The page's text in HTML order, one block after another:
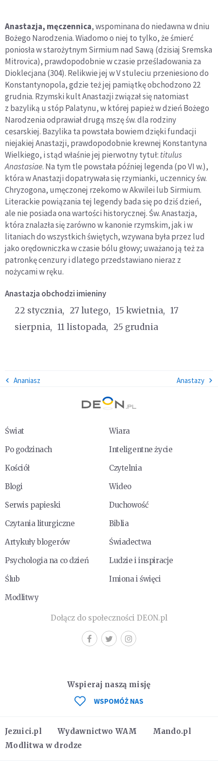
Anastazja, męczennica, wspominana do niedawna w dniu
Bożego Narodzenia. Wiadomo o niej to tylko, że śmierć
poniosła w starożytnym Sirmium nad Sawą (dzisiaj Sremska
Mitrovica), prawdopodobnie w czasie prześladowania za
Dioklecjana (304). Relikwie jej w V stuleciu przeniesiono do
Konstantynopola, gdzie też jej pamiątkę obchodzono 22
grudnia. Rzymski kult Anastazji związał się natomiast
z bazyliką u stóp Palatynu, w której papież w dzień Bożego
Narodzenia odprawiał drugą mszę św. dla rodziny
cesarskiej. Bazylika ta powstała bowiem dzięki fundacji
niejakiej Anastazji, prawdopodobnie krewnej Konstantyna
Wielkiego, i stąd właśnie jej pierwotny tytuł: titulus
Anastasiae. Na tym tle powstała później legenda (po VI w.),
która w Anastazji dopatrywała się rzymianki, uczennicy św.
Chryzogona, umęczonej rzekomo w Akwilei lub Sirmium.
Literackie powiązania tej legendy bada się po dziś dzień,
ale nie posiada ona wartości historycznej. Św. Anastazja,
która znalazła się zarówno w kanonie rzymskim, jak i w
litaniach do wszystkich świętych, wzywana była przez lud
jako orędowniczka w czasie bólu głowy; uważano ją też za
patronkę cenzury i dlatego przedstawiano nieraz z
nożycami w ręku.
Anastazja obchodzi imieniny
22 stycznia 27 lutego 15 kwietnia 17
sierpnia 11 listopada 25 grudnia
Ananiasz Anastazy
Świat
Wiara
Po godzinach
Inteligentne życie
Kościół
Czytelnia
Blogi
Wideo
Serwis papieski
Duchowość
Czytania liturgiczne
Biblia
Artykuły blogerów
Świadectwa
Psychologia na co dzień
Ludzie i inspiracje
Ślub
Imiona i święci
Modlitwy
Dołącz do społeczności DEON.pl
Jezuici.pl Wydawnictwo WAM
Mando.pl
Modlitwa w drodze
Wspieraj naszą misję
WSPOMÓŻ NAS